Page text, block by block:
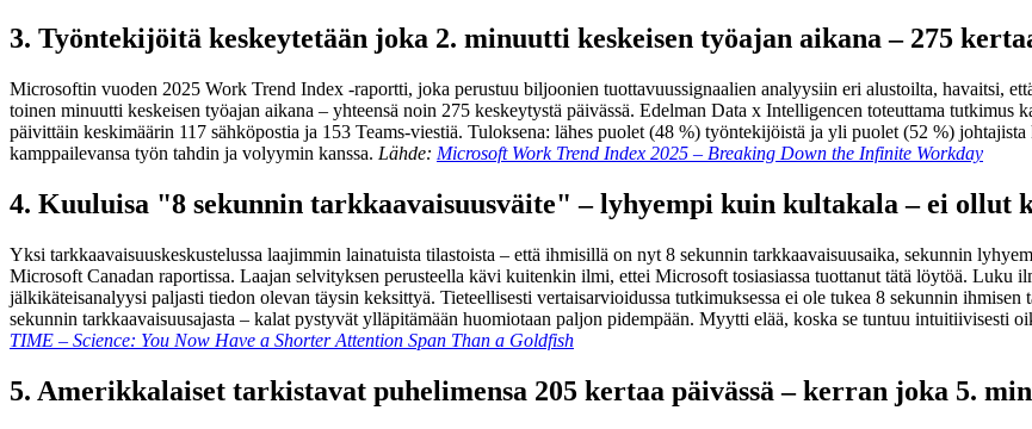
3. Työntekijöitä keskeytetään joka 2. minuutti keskeisen työajan aikana – 275
Microsoftin vuoden 2025 Work Trend Index -raportti, joka perustuu biljoonien tuottavuussignaalien analyysiin eri alustoilta, havaitsi,
toinen minuutti keskeisen työajan aikana – yhteensä noin 275 keskeytystä päivässä. Edelman Data x Intelligencen toteuttama
päivittäin keskimäärin 117 sähköpostia ja 153 Teams-viestiä. Tuloksena: lähes puolet (48 %) työntekijöistä ja yli puolet (52 %)
kamppailevansa työn tahdin ja volyymin kanssa. Lähde: Microsoft Work Trend Index 2025 – Breaking Down the Infinite Workday
4. Kuuluisa "8 sekunnin tarkkaavaisuusväite" – lyhyempi kuin kultakala – ei ollut
Yksi tarkkaavaisuuskeskustelussa laajimmin lainatuista tilastoista – että ihmisillä on nyt 8 sekunnin tarkkaavaisuusaika, sekunnin
Microsoft Canadan raportissa. Laajan selvityksen perusteella kävi kuitenkin ilmi, ettei Microsoft tosiasiassa tuottanut tätä löytöä. Luku
jälkikäteisanalyysi paljasti tiedon olevan täysin keksittyä. Tieteellisesti vertaisarvioidussa tutkimuksessa ei ole tukea 8 sekunnin
sekunnin tarkkaavaisuusajasta – kalat pystyvät ylläpitämään huomiotaan paljon pidempään. Myytti elää, koska se tuntuu intuitiivisesti
TIME – Science: You Now Have a Shorter Attention Span Than a Goldfish
5. Amerikkalaiset tarkistavat puhelimensa 205 kertaa päivässä – kerran joka 5.